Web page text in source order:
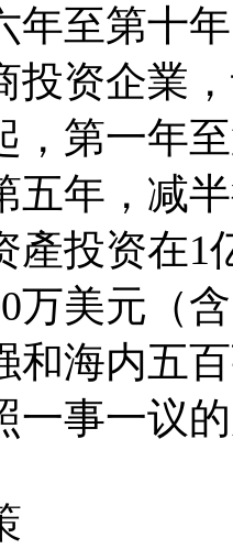
年至第十
投资企業
，第一年
五年，减
產投资在1
万美元（
和海内五
一事一议